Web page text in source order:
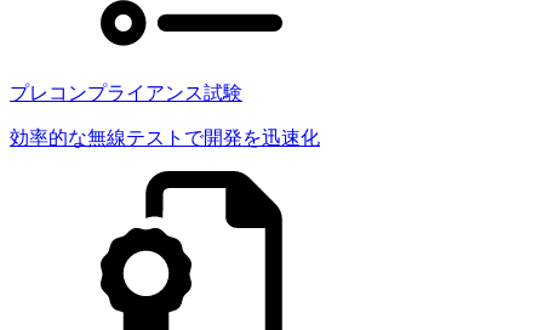
プレコンプライアンス試験
効率的な無線テストで開発を迅速化